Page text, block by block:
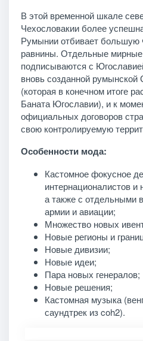
В этой временной шкале
Чехословакии более
Румынии отбивает большую
равнины. Отдельные
подписываются с
вновь созданной румынской
(которая в конечном итоге
Баната Югославии), и к
официальных договоров
свою контролируемую
Особенности мода:
Кастомное фокусное
интернационалистов
а также с отдельными
армии и авиации;
Множество новых
Новые регионы и
Новые дивизии;
Новые идеи;
Пара новых генералов;
Новые решения;
Кастомная музыка
саундтрек из coh2).